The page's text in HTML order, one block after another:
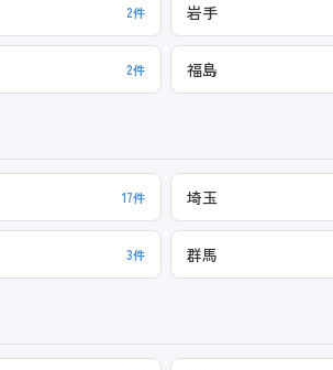
2件 岩手
2件 福島
17件 埼玉
3件 群馬